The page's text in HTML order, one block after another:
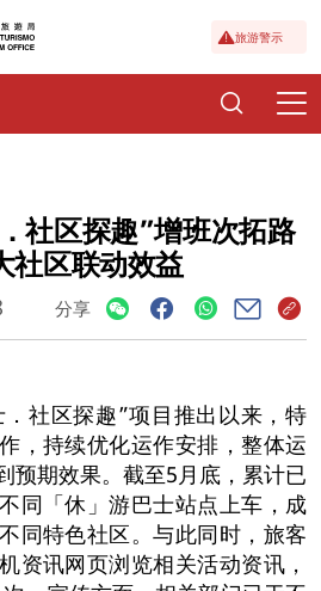
旅游警示
社区探趣”增班次拓路
社区联动效益
分享
社区探趣”项目推出以来，特
，持续优化运作安排，整体运
预期效果。截至5月底，累计已
同「休」游巴士站点上车，成
同特色社区。与此同时，旅客
资讯网页浏览相关活动资讯，